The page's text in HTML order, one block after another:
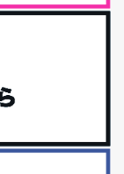
さと納税」の返
と。
ラフィフ、これ
！